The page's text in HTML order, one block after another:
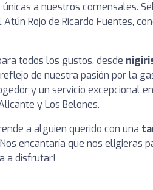
a nuestros comensales.
Atún Rojo de Ricardo Fuentes,
todos los gustos, desde
de nuestra pasión por la
y un servicio excepcional
y Los Belones.
a alguien querido con una
encantaría que nos eligieras
a disfrutar!